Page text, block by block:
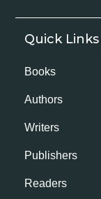
Quick Links
Books
Authors
Writers
Publishers
Readers